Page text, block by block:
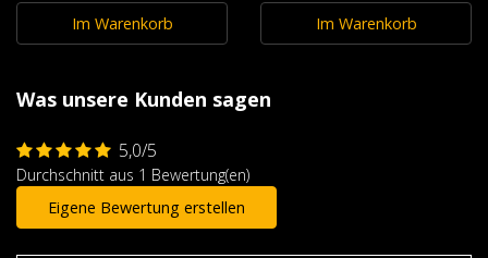
Im Warenkorb Im Warenkorb
Was unsere Kunden sagen
5,0/5
Durchschnitt aus 1 Bewertung(en)
Eigene Bewertung erstellen